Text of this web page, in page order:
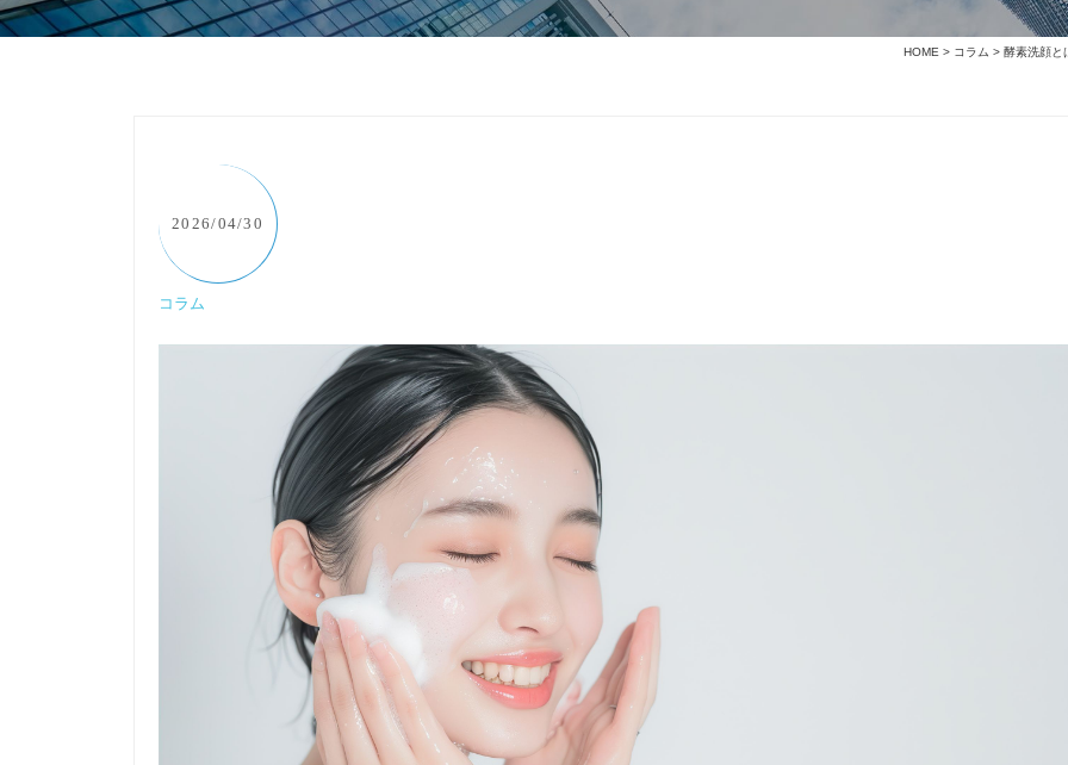
HOME > コラム > 酵素洗顔と
2026/04/30
コラム